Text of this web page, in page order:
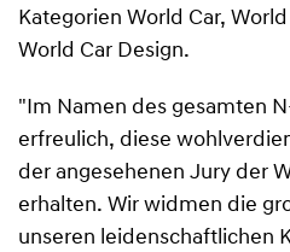
Kategorien World Car,
World Car Design.
"Im Namen des gesamten
erfreulich, diese
der angesehenen Jury der
erhalten. Wir widmen die
unseren leidenschaftlichen